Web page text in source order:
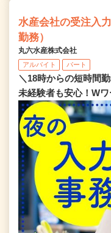
水産会社の受注入
勤務）
丸六水産株式会社
アルバイト パート
＼18時からの短時間
未経験者も安心！Wワ